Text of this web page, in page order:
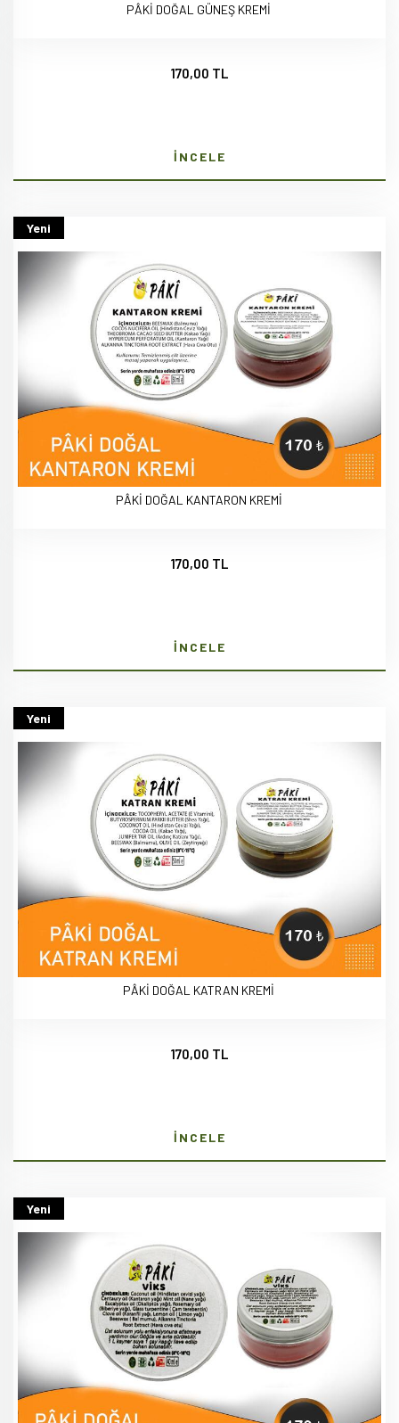
PÂKİ DOĞAL GÜNEŞ KREMİ
170,00 TL
İNCELE
Yeni
PÂKİ DOĞAL KANTARON KREMİ
170,00 TL
İNCELE
Yeni
PÂKİ DOĞAL KATRAN KREMİ
170,00 TL
İNCELE
Yeni